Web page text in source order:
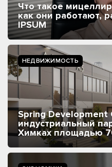
Что такое
как они работают,
IPSUM
НЕДВИЖИМОСТЬ
Spring Development
индустриальный
Химках площадью